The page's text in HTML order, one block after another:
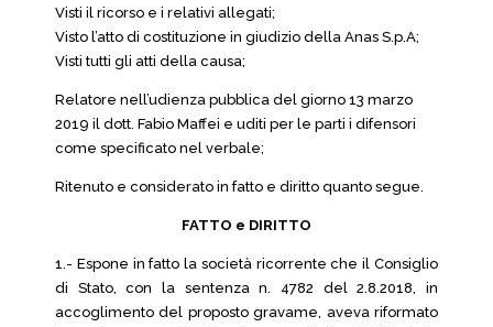
Visti il ricorso e i relativi allegati;
Visto l’atto di costituzione in giudizio della Anas S.p.A;
Visti tutti gli atti della causa;
Relatore nell’udienza pubblica del giorno 13 marzo
2019 il dott. Fabio Maffei e uditi per le parti i difensori
come specificato nel verbale;
Ritenuto e considerato in fatto e diritto quanto segue.
FATTO e DIRITTO
1.- Espone in fatto la società ricorrente che il Consiglio
di Stato, con la sentenza n. 4782 del 2.8.2018, in
accoglimento del proposto gravame, aveva riformato